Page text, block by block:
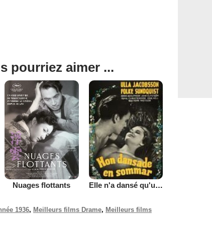
pourriez aimer ...
Nuages flottants Elle n'a dansé qu'un seul été
1936, Meilleurs films Drame, Meilleurs films